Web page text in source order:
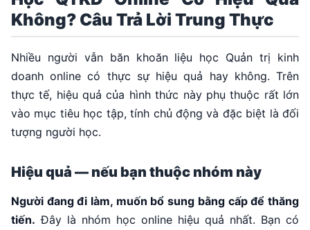
Không? Câu Trả Lời Trung Thực
Nhiều người vẫn băn khoăn liệu học Quản trị kinh
doanh online có thực sự hiệu quả hay không. Trên
thực tế, hiệu quả của hình thức này phụ thuộc rất lớn
vào mục tiêu học tập, tính chủ động và đặc biệt là đối
tượng người học.
Hiệu quả — nếu bạn thuộc nhóm này
Người đang đi làm, muốn bổ sung bằng cấp để thăng
tiến. Đây là nhóm học online hiệu quả nhất. Bạn có